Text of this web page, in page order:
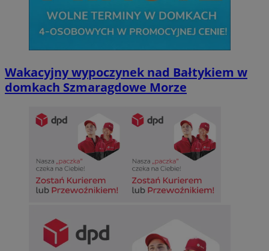
Wakacyjny wypoczynek nad Bałtykiem w
domkach Szmaragdowe Morze